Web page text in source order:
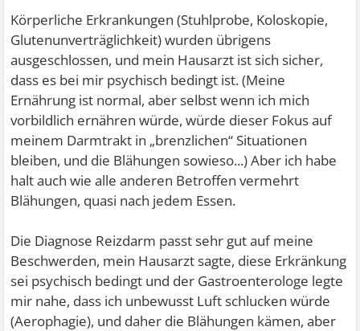
Körperliche Erkrankungen (Stuhlprobe, Koloskopie,
Glutenunverträglichkeit) wurden übrigens
ausgeschlossen, und mein Hausarzt ist sich sicher,
dass es bei mir psychisch bedingt ist. (Meine
Ernährung ist normal, aber selbst wenn ich mich
vorbildlich ernähren würde, würde dieser Fokus auf
meinem Darmtrakt in „brenzlichen“ Situationen
bleiben, und die Blähungen sowieso...) Aber ich habe
halt auch wie alle anderen Betroffen vermehrt
Blähungen, quasi nach jedem Essen.
Die Diagnose Reizdarm passt sehr gut auf meine
Beschwerden, mein Hausarzt sagte, diese Erkränkung
sei psychisch bedingt und der Gastroenterologe legte
mir nahe, dass ich unbewusst Luft schlucken würde
(Aerophagie), und daher die Blähungen kämen, aber